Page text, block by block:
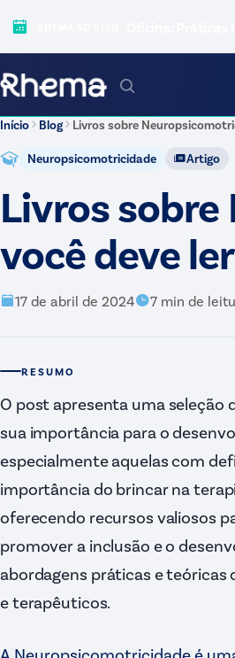
Início Blog
Neuropsicomotricidade Artigo
Livros
você deve
17 de abril de 2024 7 min de
RESUMO
O post apresenta uma seleção
sua importância para o
especialmente aquelas com
importância do brincar na
oferecendo recursos valiosos
promover a inclusão e o
abordagens práticas e teóricas
e terapêuticos.
A Neuropsicomotricidade é